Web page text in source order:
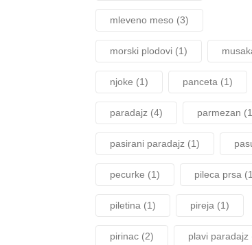
mleveno meso (3)
morski plodovi (1)
njoke (1) panceta (1)
paradajz (4) parmezan
pasirani paradajz (1)
pecurke (1) pileca prsa
piletina (1) pireja (1)
pirinac (2) plavi paradajz